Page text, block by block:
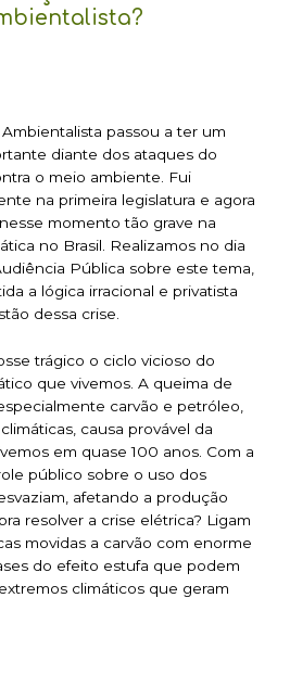
passou a ter um
diante dos ataques do
o meio ambiente. Fui
na primeira legislatura e agora
momento tão grave na
no Brasil. Realizamos no dia
Pública sobre este tema,
a lógica irracional e privatista
dessa crise.
trágico o ciclo vicioso do
que vivemos. A queima de
carvão e petróleo,
causa provável da
em quase 100 anos. Com a
público sobre o uso dos
afetando a produção
resolver a crise elétrica? Ligam
movidas a carvão com enorme
do efeito estufa que podem
climáticos que geram